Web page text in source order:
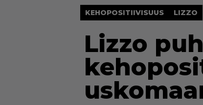
KEHOPOSITIIVISUUS LIZZO
Lizzo